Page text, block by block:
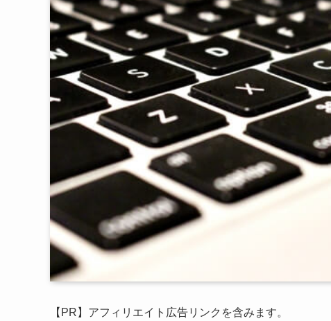
【PR】アフィリエイト広告リンクを含みます。